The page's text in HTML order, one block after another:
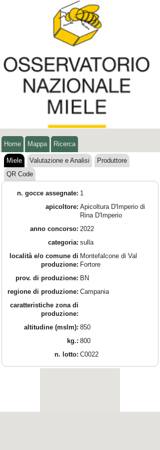
Home Mappa Ricerca
Miele Valutazione e Analisi
Produttore
QR Code
n. gocce assegnate: 1
apicoltore: Apicoltura D'Imperio di
Rina D'Imperio
anno concorso: 2022
categoria: sulla
località e/o comune di
produzione:
Montefalcone di Val
Fortore
prov. di produzione: BN
regione di produzione: Campania
caratteristiche zona di
produzione:
altitudine (mslm): 850
kg.: 800
n. lotto: C0022